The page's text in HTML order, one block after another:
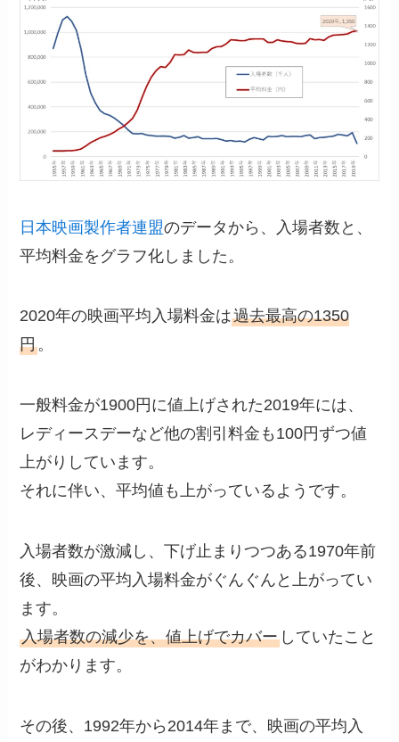
日本映画製作者連盟のデータから、入場者数と、
平均料金をグラフ化しました。
2020年の映画平均入場料金は過去最高の1350
円。
一般料金が1900円に値上げされた2019年には、
レディースデーなど他の割引料金も100円ずつ値
上がりしています。
それに伴い、平均値も上がっているようです。
入場者数が激減し、下げ止まりつつある1970年前
後、映画の平均入場料金がぐんぐんと上がってい
ます。
入場者数の減少を、値上げでカバー していたこと
がわかります。
その後、1992年から2014年まで、映画の平均入